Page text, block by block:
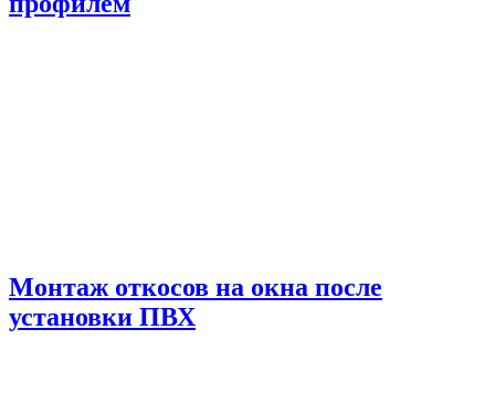
Монтаж откосов на окна после
установки ПВХ